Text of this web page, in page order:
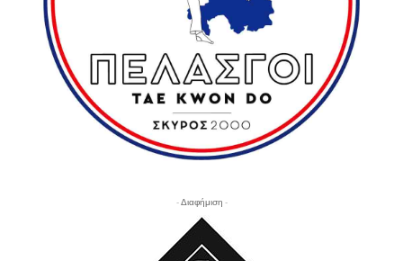
- Διαφήμιση -